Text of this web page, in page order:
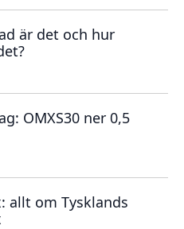
är det och hur
OMXS30 ner 0,5
allt om Tysklands